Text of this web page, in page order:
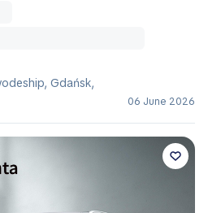
Gdańsk,
06 June 2026